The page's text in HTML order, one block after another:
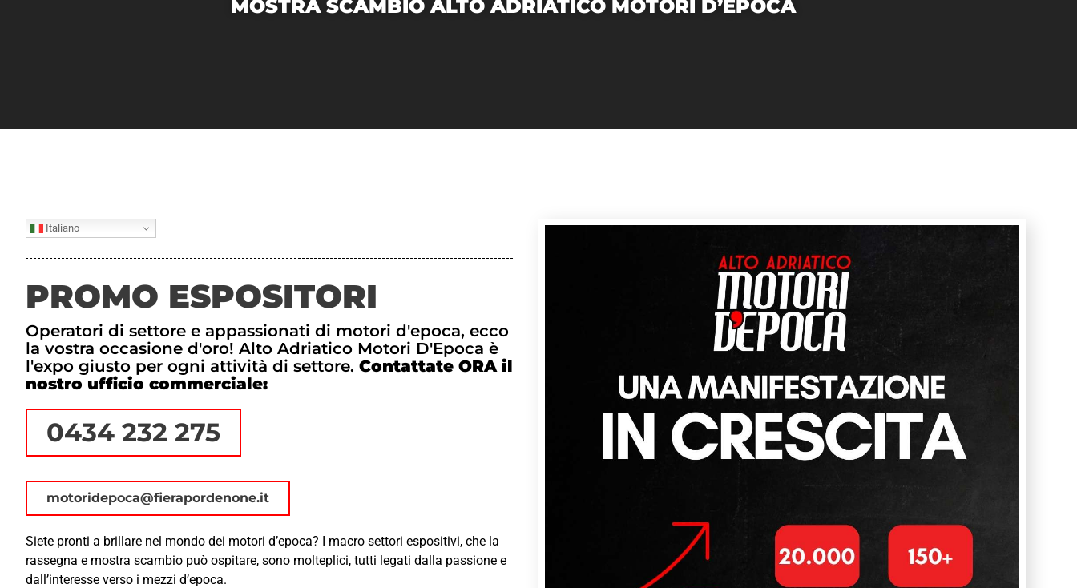
MOSTRA SCAMBIO ALTO ADRIATICO MOTORI D’EPOCA
Italiano
PROMO ESPOSITORI
Operatori di settore e appassionati di motori d'epoca, ecco
la vostra occasione d'oro! Alto Adriatico Motori D'Epoca è
l'expo giusto per ogni attività di settore. Contattate ORA il
nostro ufficio commerciale:
0434 232 275
motoridepoca@fierapordenone.it
Siete pronti a brillare nel mondo dei motori d’epoca? I macro settori espositivi, che la
rassegna e mostra scambio può ospitare, sono molteplici, tutti legati dalla passione e
dall’interesse verso i mezzi d’epoca.